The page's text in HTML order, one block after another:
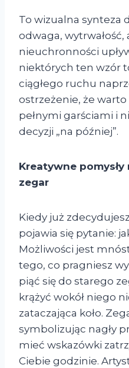
To wizualna synteza
odwaga,
nieuchronności
niektórych ten wzór
ciągłego ruchu
ostrzeżenie, że warto
pełnymi garściami i
decyzji „na później”.
Kreatywne
zegar
Kiedy już
pojawia się pytanie:
Możliwości jest
tego, co pragniesz
piąć się do starego
krążyć wokół niego
zataczająca koło.
symbolizując nagły
mieć wskazówki
Ciebie godzinie.